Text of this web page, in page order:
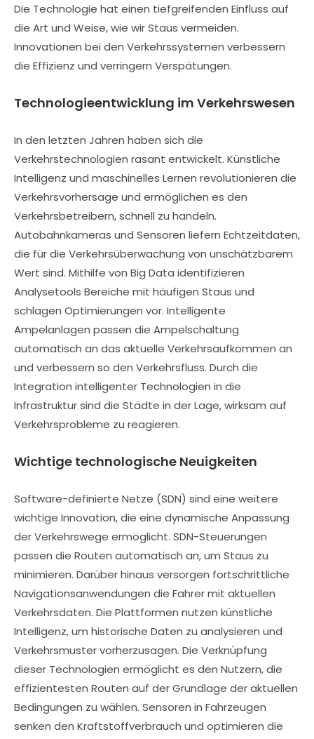
Die Technologie hat einen tiefgreifenden Einfluss auf
die Art und Weise, wie wir Staus vermeiden.
Innovationen bei den Verkehrssystemen verbessern
die Effizienz und verringern Verspätungen.
Technologieentwicklung im Verkehrswesen
In den letzten Jahren haben sich die
Verkehrstechnologien rasant entwickelt. Künstliche
Intelligenz und maschinelles Lernen revolutionieren die
Verkehrsvorhersage und ermöglichen es den
Verkehrsbetreibern, schnell zu handeln.
Autobahnkameras und Sensoren liefern Echtzeitdaten,
die für die Verkehrsüberwachung von unschätzbarem
Wert sind. Mithilfe von Big Data identifizieren
Analysetools Bereiche mit häufigen Staus und
schlagen Optimierungen vor. Intelligente
Ampelanlagen passen die Ampelschaltung
automatisch an das aktuelle Verkehrsaufkommen an
und verbessern so den Verkehrsfluss. Durch die
Integration intelligenter Technologien in die
Infrastruktur sind die Städte in der Lage, wirksam auf
Verkehrsprobleme zu reagieren.
Wichtige technologische Neuigkeiten
Software-definierte Netze (SDN) sind eine weitere
wichtige Innovation, die eine dynamische Anpassung
der Verkehrswege ermöglicht. SDN-Steuerungen
passen die Routen automatisch an, um Staus zu
minimieren. Darüber hinaus versorgen fortschrittliche
Navigationsanwendungen die Fahrer mit aktuellen
Verkehrsdaten. Die Plattformen nutzen künstliche
Intelligenz, um historische Daten zu analysieren und
Verkehrsmuster vorherzusagen. Die Verknüpfung
dieser Technologien ermöglicht es den Nutzern, die
effizientesten Routen auf der Grundlage der aktuellen
Bedingungen zu wählen. Sensoren in Fahrzeugen
senken den Kraftstoffverbrauch und optimieren die